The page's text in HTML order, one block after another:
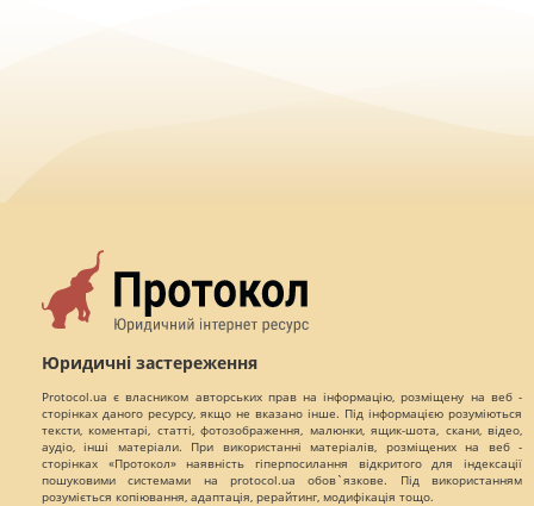
Юридичні застереження
Protocol.ua є власником авторських прав на інформацію, розміщену на веб -
сторінках даного ресурсу, якщо не вказано інше. Під інформацією розуміються
тексти, коментарі, статті, фотозображення, малюнки, ящик-шота, скани, відео,
аудіо, інші матеріали. При використанні матеріалів, розміщених на веб -
сторінках «Протокол» наявність гіперпосилання відкритого для індексації
пошуковими системами на protocol.ua обов`язкове. Під використанням
розуміється копіювання, адаптація, рерайтинг, модифікація тощо.